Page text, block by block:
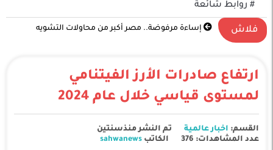
# روابط شائعة
فلاش إساءة مرفوضة.. مصر أكبر من محاولات التشويه
تصعيد غير مسبوق في الشرق الأوسط .. الحرب بين
ارتفاع صادرات الأرز الفيتنامي
لمستوى قياسي خلال عام 2024
القسم: اخبار عالمية
تم النشر منذسنتين
عدد المشاهدات: 376
الكاتب sahwanews